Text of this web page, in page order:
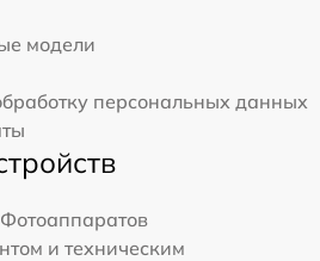
модели
персональных данных
Фотоаппаратов
и техническим